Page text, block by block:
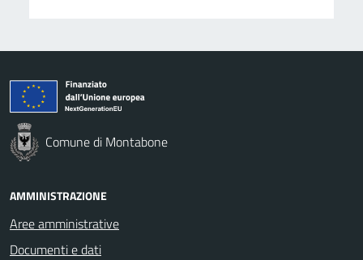
Comune di Montabone
AMMINISTRAZIONE
Aree amministrative
Documenti e dati